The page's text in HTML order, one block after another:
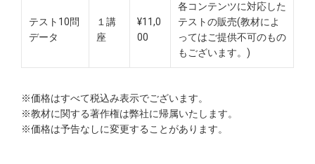
テスト10問
データ
１講
座
¥11,0
00
各コンテンツに対応した
テストの販売(教材によ
ってはご提供不可のもの
もございます。)
※価格はすべて税込み表示でございます。
※教材に関する著作権は弊社に帰属いたします。
※価格は予告なしに変更することがあります。